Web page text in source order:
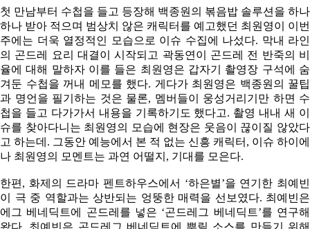
첫 만남부터 수첩을 들고 등장해 백종원의 볶음밥 솔루션을 하나
하나 받아 적으며 범상치 않은 캐릭터를 예고했던 최원영이 이번
주에는 더욱 열정적인 모습으로 이슈 수집에 나섰다. 막내 라인
의 곤드레 요리 대결이 시작되고 곽동연이 곤드레 전 반죽의 비
율에 대해 말하자 이를 들은 최원영은 갑자기 촬영장 구석에 숨
겨둔 수첩을 꺼내 메모를 했다. 게다가 최원영은 백종원의 꿀팁
과 명언을 필기하는 것은 물론, 멤버들이 웅성거리기만 하면 수
첩을 들고 다가가서 내용을 기록하기도 했다고. 촬영 내내 새 이
슈를 찾아다니는 최원영의 모습에 현장은 웃음이 끊이질 않았다
고 하는데. 그동안 예능에서 본 적 없는 신흥 캐릭터, 이슈 하이에
나 최원영의 모멘트는 과연 어떨지, 기대를 모은다.
한편, 화제의 드라마 펜트하우스에서 ‘하은별’을 연기한 최예빈
이 극 중 역할과는 상반되는 엉뚱한 매력을 선보였다. 최예빈은
에그 베네딕트에 곤드레를 넣은 ‘곤드레그 베네딕트’를 연구해
왔다. 최예빈은 곤드레그 베네딕트에 뿌릴 소스를 만들기 위해